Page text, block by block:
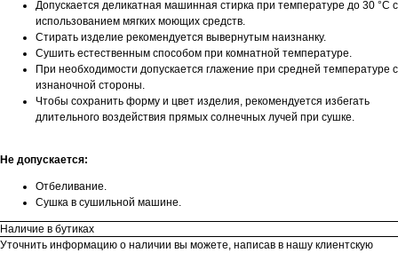
Допускается деликатная машинная стирка при температуре до 30 °C с
использованием мягких моющих средств.
Стирать изделие рекомендуется вывернутым наизнанку.
Сушить естественным способом при комнатной температуре.
При необходимости допускается глажение при средней температуре с
изнаночной стороны.
Чтобы сохранить форму и цвет изделия, рекомендуется избегать
длительного воздействия прямых солнечных лучей при сушке.
Не допускается:
Отбеливание.
Сушка в сушильной машине.
Наличие в бутиках
Уточнить информацию о наличии вы можете, написав в нашу клиентскую